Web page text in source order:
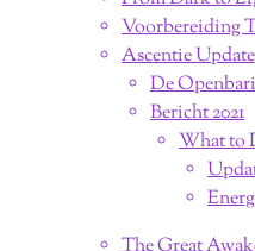
Voorbereiding
Ascentie Update
De
Bericht 2021
What to